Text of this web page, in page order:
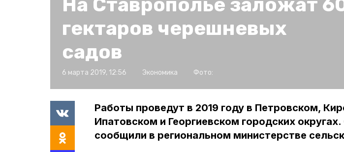
гектаров черешневых
садов
6 марта 2019, 12:56 Экономика Фото:
Работы проведут в 2019 году в Петровском,
Ипатовском и Георгиевском городских
сообщили в региональном министерстве